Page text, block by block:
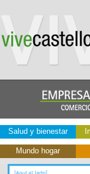
Salud y bienestar
Mundo hogar